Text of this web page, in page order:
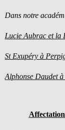
Dans notre
Lucie Aubrac et la
St Exupéry à
Alphonse Daudet à